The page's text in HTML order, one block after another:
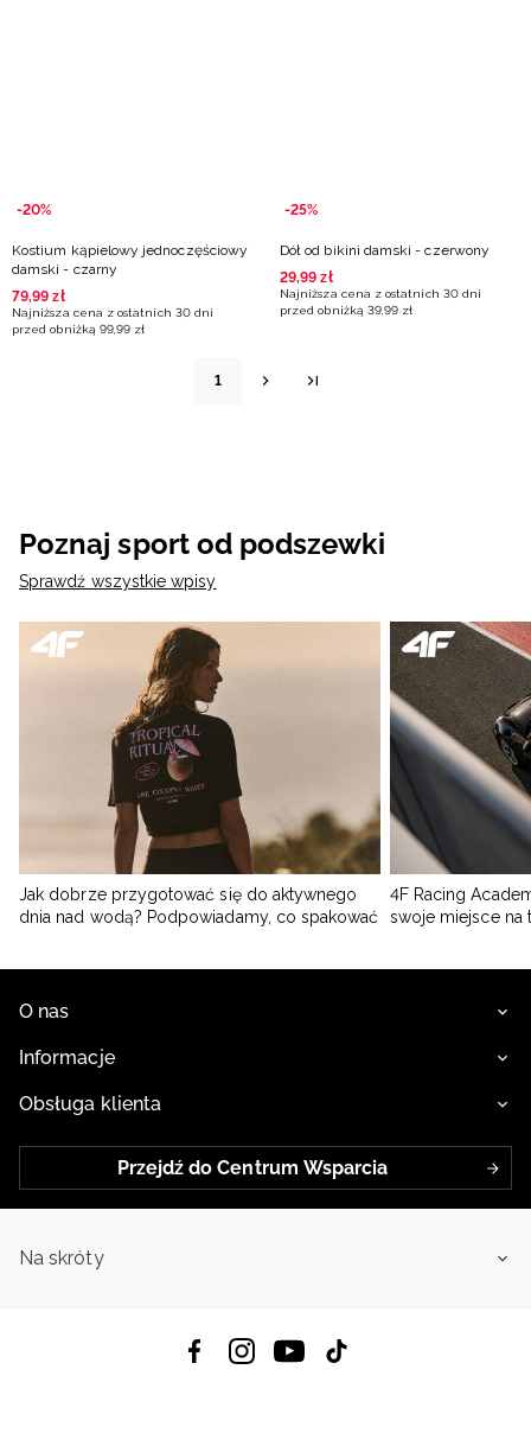
-20%
Kostium kąpielowy jednoczęściowy
damski - czarny
79,99 zł
Najniższa cena z ostatnich 30 dni
przed obniżką 99,99 zł
-25%
Dół od bikini damski - czerwony
29,99 zł
Najniższa cena z ostatnich 30 dni
przed obniżką 39,99 zł
1
Poznaj sport od podszewki
Sprawdź wszystkie wpisy
Jak dobrze przygotować się do aktywnego
dnia nad wodą? Podpowiadamy, co spakować
4F Racing
swoje miejsce na
O nas
Informacje
Obsługa klienta
Przejdź do Centrum Wsparcia
Na skróty